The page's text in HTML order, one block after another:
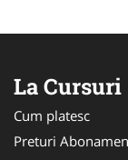
La Cursuri
Cum platesc
Preturi